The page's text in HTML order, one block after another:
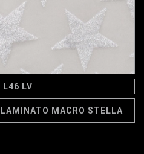
L46 LV
MACRO STELLA